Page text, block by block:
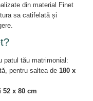
din material Finet
sa catifelată și
patul tău matrimonial:
pentru saltea de 180 x
52 x 80 cm